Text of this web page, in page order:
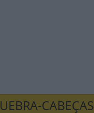
CABEÇAS